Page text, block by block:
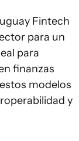
Fintech
para un
para
finanzas
modelos
y